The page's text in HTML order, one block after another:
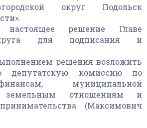
округ Подольск
решение Главе
для подписания и
решения возложить
депутатскую комиссию по
муниципальной
земельным отношениям и
(Максимович